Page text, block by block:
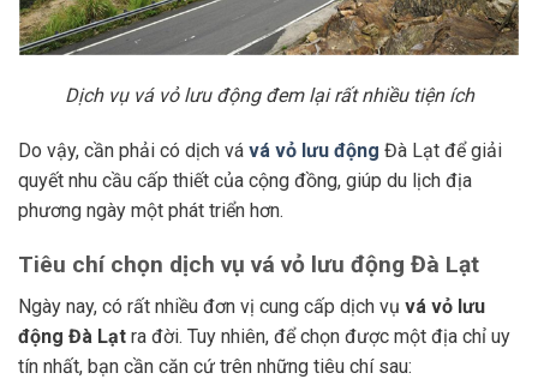
Dịch vụ vá vỏ lưu động đem lại rất nhiều tiện ích
Do vậy, cần phải có dịch vá vá vỏ lưu động Đà Lạt để giải
quyết nhu cầu cấp thiết của cộng đồng, giúp du lịch địa
phương ngày một phát triển hơn.
Tiêu chí chọn dịch vụ vá vỏ lưu động Đà Lạt
Ngày nay, có rất nhiều đơn vị cung cấp dịch vụ vá vỏ lưu
động Đà Lạt ra đời. Tuy nhiên, để chọn được một địa chỉ uy
tín nhất, bạn cần căn cứ trên những tiêu chí sau: